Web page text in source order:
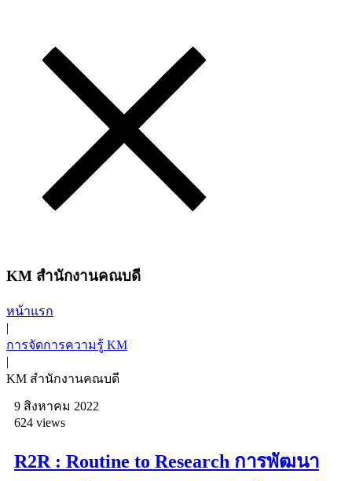
KM สำนักงานคณบดี
หน้าแรก
|
การจัดการความรู้ KM
|
KM สำนักงานคณบดี
9 สิงหาคม 2022
624 views
R2R : Routine to Research การพัฒนา